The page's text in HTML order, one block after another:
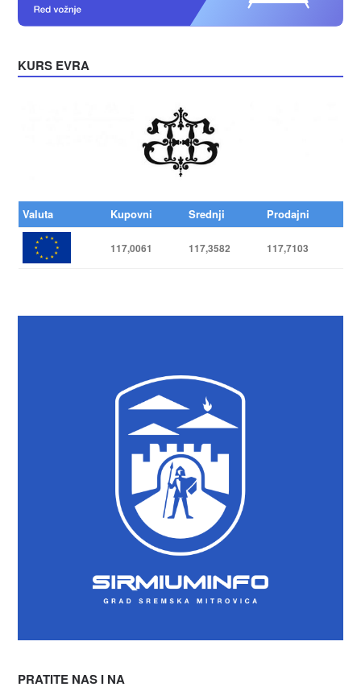
KURS EVRA
Valuta Kupovni Srednji Prodajni
117,0061 117,3582 117,7103
PRATITE NAS I NA